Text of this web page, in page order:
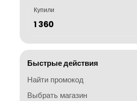
Купили
1 360
Быстрые действия
Найти промокод
Выбрать магазин